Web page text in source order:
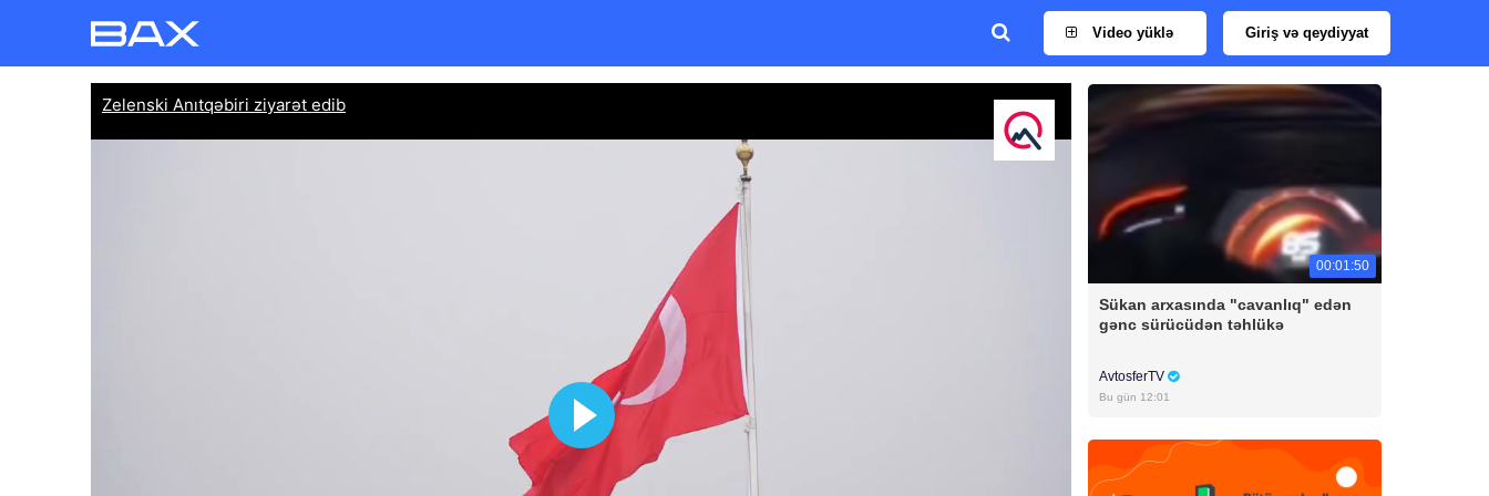
Video yüklə Giriş və qeydiyyat
00:01:50
Sükan arxasında "cavanlıq" edən
gənc sürücüdən təhlükə
AvtosferTV
Bu gün 12:01